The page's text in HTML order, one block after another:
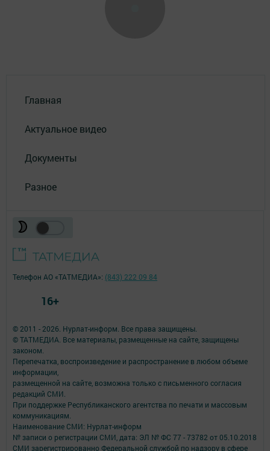
Главная
Актуальное видео
Документы
Разное
© 2011 - 2026. Нурлат-⁠информ. Все права защищены.
© ТАТМЕДИА. Все материалы, размещенные на сайте, защищены
законом.
Перепечатка, воспроизведение и распространение в любом объеме
информации,
размещенной на сайте, возможна только с письменного согласия
редакций СМИ.
При поддержке Республиканского агентства по печати и массовым
коммуникациям.
Наименование СМИ: Нурлат-⁠информ
№ записи о регистрации СМИ, дата: ЭЛ № ФС 77 -⁠ 73782 от 05.10.2018
СМИ зарегистрированно Федеральной службой по надзору в сфере
Телефон АО «ТАТМЕДИА»: (843) 222 09 84
16+